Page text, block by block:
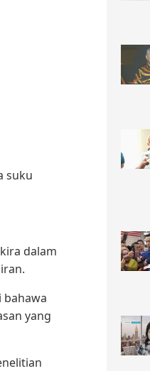
suku
dalam
yang